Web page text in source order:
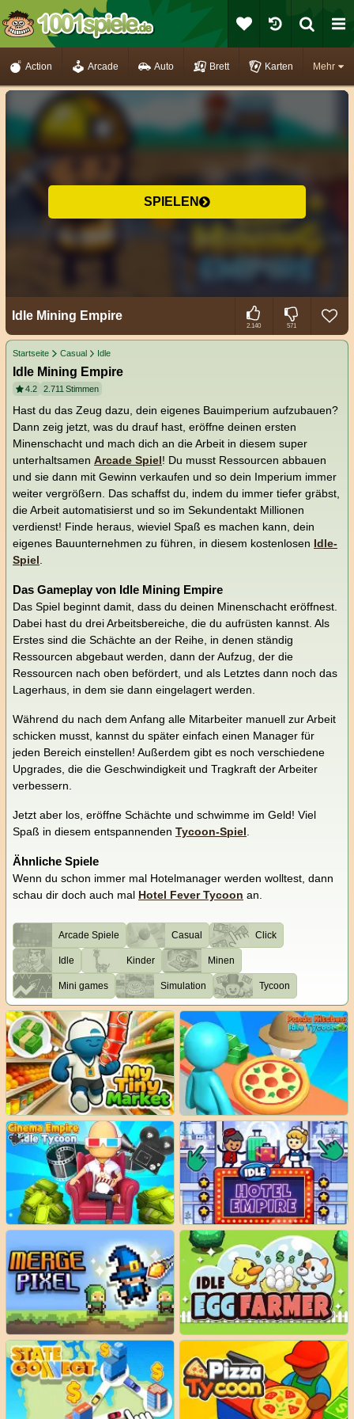
Mehr
Action Arcade Auto Brett Karten
SPIELEN
Idle Mining Empire
2.140 571
Startseite Casual Idle
Idle Mining Empire
4.2 2.711Stimmen
Hast du das Zeug dazu, dein eigenes Bauimperium aufzubauen?
Dann zeig jetzt, was du drauf hast, eröffne deinen ersten
Minenschacht und mach dich an die Arbeit in diesem super
unterhaltsamen Arcade Spiel! Du musst Ressourcen abbauen
und sie dann mit Gewinn verkaufen und so dein Imperium immer
weiter vergrößern. Das schaffst du, indem du immer tiefer gräbst,
die Arbeit automatisierst und so im Sekundentakt Millionen
verdienst! Finde heraus, wieviel Spaß es machen kann, dein
eigenes Bauunternehmen zu führen, in diesem kostenlosen Idle-
Spiel.
Das Gameplay von Idle Mining Empire
Das Spiel beginnt damit, dass du deinen Minenschacht eröffnest.
Dabei hast du drei Arbeitsbereiche, die du aufrüsten kannst. Als
Erstes sind die Schächte an der Reihe, in denen ständig
Ressourcen abgebaut werden, dann der Aufzug, der die
Ressourcen nach oben befördert, und als Letztes dann noch das
Lagerhaus, in dem sie dann eingelagert werden.
Während du nach dem Anfang alle Mitarbeiter manuell zur Arbeit
schicken musst, kannst du später einfach einen Manager für
jeden Bereich einstellen! Außerdem gibt es noch verschiedene
Upgrades, die die Geschwindigkeit und Tragkraft der Arbeiter
verbessern.
Jetzt aber los, eröffne Schächte und schwimme im Geld! Viel
Spaß in diesem entspannenden Tycoon-Spiel.
Ähnliche Spiele
Wenn du schon immer mal Hotelmanager werden wolltest, dann
schau dir doch auch mal Hotel Fever Tycoon an.
Arcade Spiele Casual Click
Idle Kinder Minen
Mini games Simulation Tycoon